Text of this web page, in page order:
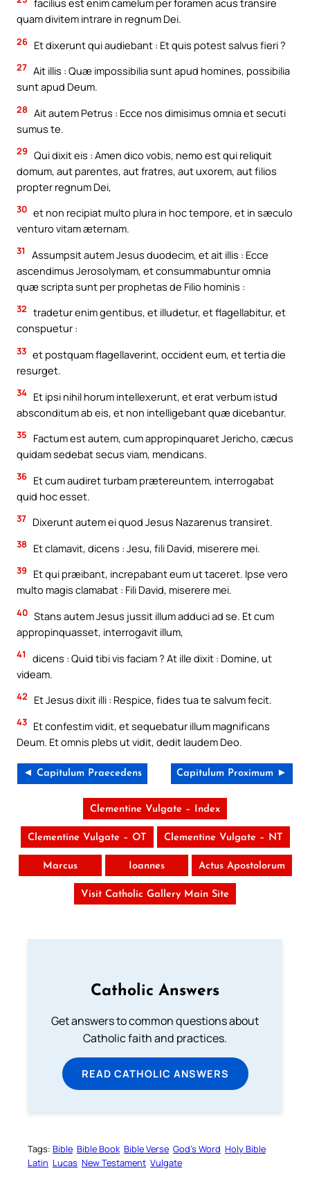
facilius est enim camelum per foramen acus transire
quam divitem intrare in regnum Dei.
26 Et dixerunt qui audiebant : Et quis potest salvus fieri ?
27 Ait illis : Quæ impossibilia sunt apud homines, possibilia
sunt apud Deum.
28 Ait autem Petrus : Ecce nos dimisimus omnia et secuti
sumus te.
29 Qui dixit eis : Amen dico vobis, nemo est qui reliquit
domum, aut parentes, aut fratres, aut uxorem, aut filios
propter regnum Dei,
30 et non recipiat multo plura in hoc tempore, et in sæculo
venturo vitam æternam.
31
Assumpsit autem Jesus duodecim, et ait illis : Ecce
ascendimus Jerosolymam, et consummabuntur omnia
quæ scripta sunt per prophetas de Filio hominis :
32 tradetur enim gentibus, et illudetur, et flagellabitur, et
conspuetur :
33 et postquam flagellaverint, occident eum, et tertia die
resurget.
34 Et ipsi nihil horum intellexerunt, et erat verbum istud
absconditum ab eis, et non intelligebant quæ dicebantur.
35
Factum est autem, cum appropinquaret Jericho, cæcus
quidam sedebat secus viam, mendicans.
36 Et cum audiret turbam prætereuntem, interrogabat
quid hoc esset.
37 Dixerunt autem ei quod Jesus Nazarenus transiret.
38 Et clamavit, dicens : Jesu, fili David, miserere mei.
39
Et qui præibant, increpabant eum ut taceret. Ipse vero
multo magis clamabat : Fili David, miserere mei.
40 Stans autem Jesus jussit illum adduci ad se. Et cum
appropinquasset, interrogavit illum,
41
dicens : Quid tibi vis faciam ? At ille dixit : Domine, ut
videam.
42 Et Jesus dixit illi : Respice, fides tua te salvum fecit.
43 Et confestim vidit, et sequebatur illum magnificans
Deum. Et omnis plebs ut vidit, dedit laudem Deo.
◄ Capitulum Praecedens Capitulum Proximum ►
Clementine Vulgate – Index
Clementine Vulgate – OT Clementine Vulgate – NT
Marcus Ioannes Actus Apostolorum
Visit Catholic Gallery Main Site
Catholic Answers
Get answers to common questions about
Catholic faith and practices.
READ CATHOLIC ANSWERS
Tags: Bible Bible Book Bible Verse God’s Word Holy Bible
Latin Lucas New Testament Vulgate